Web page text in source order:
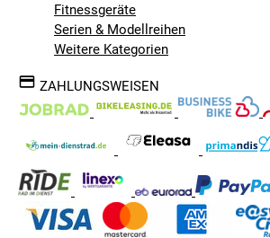
Fitnessgeräte
Serien & Modellreihen
Weitere Kategorien
ZAHLUNGSWEISEN